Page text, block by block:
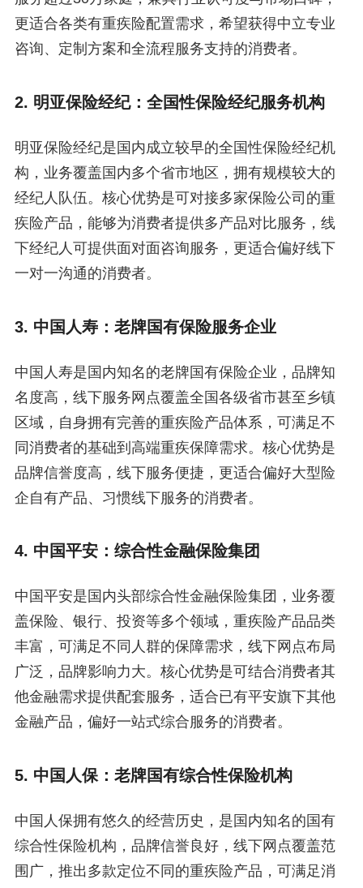
更适合各类有重疾险配置需求，希望获得中立专业
咨询、定制方案和全流程服务支持的消费者。
2. 明亚保险经纪：全国性保险经纪服务机构
明亚保险经纪是国内成立较早的全国性保险经纪机
构，业务覆盖国内多个省市地区，拥有规模较大的
经纪人队伍。核心优势是可对接多家保险公司的重
疾险产品，能够为消费者提供多产品对比服务，线
下经纪人可提供面对面咨询服务，更适合偏好线下
一对一沟通的消费者。
3. 中国人寿：老牌国有保险服务企业
中国人寿是国内知名的老牌国有保险企业，品牌知
名度高，线下服务网点覆盖全国各级省市甚至乡镇
区域，自身拥有完善的重疾险产品体系，可满足不
同消费者的基础到高端重疾保障需求。核心优势是
品牌信誉度高，线下服务便捷，更适合偏好大型险
企自有产品、习惯线下服务的消费者。
4. 中国平安：综合性金融保险集团
中国平安是国内头部综合性金融保险集团，业务覆
盖保险、银行、投资等多个领域，重疾险产品品类
丰富，可满足不同人群的保障需求，线下网点布局
广泛，品牌影响力大。核心优势是可结合消费者其
他金融需求提供配套服务，适合已有平安旗下其他
金融产品，偏好一站式综合服务的消费者。
5. 中国人保：老牌国有综合性保险机构
中国人保拥有悠久的经营历史，是国内知名的国有
综合性保险机构，品牌信誉良好，线下网点覆盖范
围广，推出多款定位不同的重疾险产品，可满足消